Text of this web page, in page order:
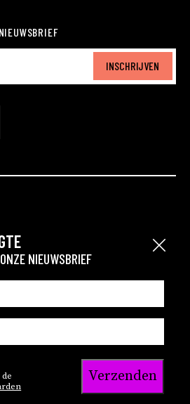
Sluit
NIEUWSBRIEF
Verzenden
INSCHRIJVEN
statement
recruitment
Disclaimer